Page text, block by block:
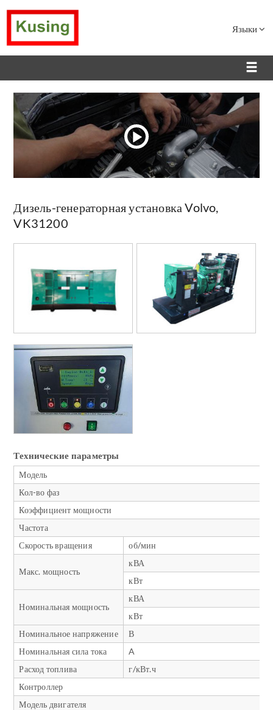
Языки
Дизель-генераторная установка Volvo,
VK31200
Технические параметры
Модель
Кол-во фаз
Коэффициент мощности
Частота
Скорость вращения
об/мин
Макс. мощность
кВА
кВт
Номинальная мощность
кВА
кВт
Номинальное напряжение
В
Номинальная сила тока
A
Расход топлива
г/кВт.ч
Контроллер
Модель двигателя